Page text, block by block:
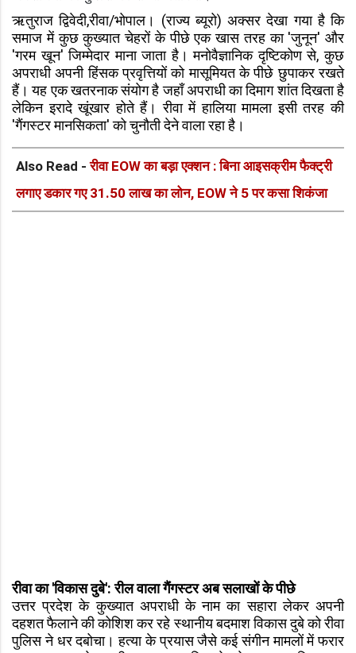
ऋतुराज द्विवेदी,रीवा/भोपाल। (राज्य ब्यूरो) अक्सर देखा गया है कि
समाज में कुछ कुख्यात चेहरों के पीछे एक खास तरह का 'जुनून' और
'गरम खून' जिम्मेदार माना जाता है। मनोवैज्ञानिक दृष्टिकोण से, कुछ
अपराधी अपनी हिंसक प्रवृत्तियों को मासूमियत के पीछे छुपाकर रखते
हैं। यह एक खतरनाक संयोग है जहाँ अपराधी का दिमाग शांत दिखता है
लेकिन इरादे खूंखार होते हैं। रीवा में हालिया मामला इसी तरह की
'गैंगस्टर मानसिकता' को चुनौती देने वाला रहा है।
Also Read -रीवा EOW का बड़ा एक्शन : बिना आइसक्रीम फैक्ट्री
लगाए डकार गए 31.50 लाख का लोन, EOW ने 5 पर कसा शिकंजा
रीवा का 'विकास दुबे': रील वाला गैंगस्टर अब सलाखों के पीछे
उत्तर प्रदेश के कुख्यात अपराधी के नाम का सहारा लेकर अपनी
दहशत फैलाने की कोशिश कर रहे स्थानीय बदमाश विकास दुबे को रीवा
पुलिस ने धर दबोचा। हत्या के प्रयास जैसे कई संगीन मामलों में फरार